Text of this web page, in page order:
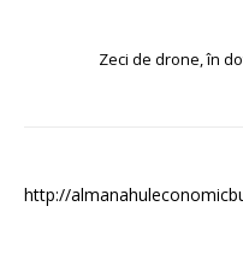
Zeci de drone, în
http://